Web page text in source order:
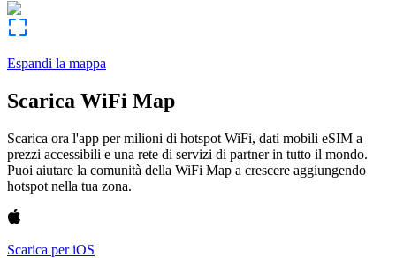
Espandi la mappa
Scarica WiFi Map
Scarica ora l'app per milioni di hotspot WiFi, dati mobili eSIM a
prezzi accessibili e una rete di servizi di partner in tutto il mondo.
Puoi aiutare la comunità della WiFi Map a crescere aggiungendo
hotspot nella tua zona.
Scarica per iOS